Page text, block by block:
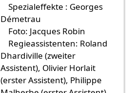
Spezialeffekte : Georges
Démetrau
Foto: Jacques Robin
Regieassistenten: Roland
Dhardiville (zweiter
Assistent), Olivier Horlait
(erster Assistent), Philippe